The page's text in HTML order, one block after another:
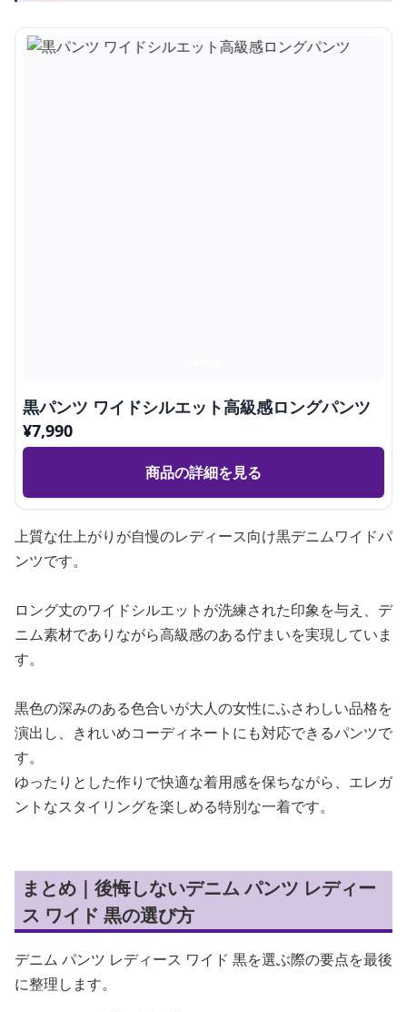
黒パンツ ワイドシルエット高級感ロングパンツ
¥7,990
商品の詳細を見る
上質な仕上がりが自慢のレディース向け黒デニムワイドパ
ンツです。
ロング丈のワイドシルエットが洗練された印象を与え、デ
ニム素材でありながら高級感のある佇まいを実現していま
す。
黒色の深みのある色合いが大人の女性にふさわしい品格を
演出し、きれいめコーディネートにも対応できるパンツで
す。
ゆったりとした作りで快適な着用感を保ちながら、エレガ
ントなスタイリングを楽しめる特別な一着です。
まとめ｜後悔しないデニム パンツ レディー
ス ワイド 黒の選び方
デニム パンツ レディース ワイド 黒を選ぶ際の要点を最後
に整理します。